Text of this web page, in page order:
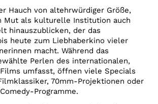
Hauch von altehrwürdiger Größe,
Mut als kulturelle Institution auch
hinauszublicken, der das
heute zum Liebhaberkino vieler
macht. Während das
Perlen des internationalen,
umfasst, öffnen viele Specials
70mm-Projektionen oder
Programme.